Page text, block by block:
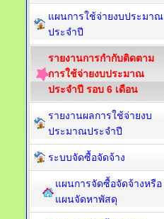
แผนการใช้จ่ายงบประมาณ
ประจำปี
รายงานการกำกับติดตาม
การใช้จ่ายงบประมาณ
ประจำปี รอบ 6 เดือน
รายงานผลการใช้จ่ายงบ
ประมาณประจำปี
ระบบจัดซื้อจัดจ้าง
แผนการจัดซื้อจัดจ้างหรือ
แผนจัดหาพัสดุ